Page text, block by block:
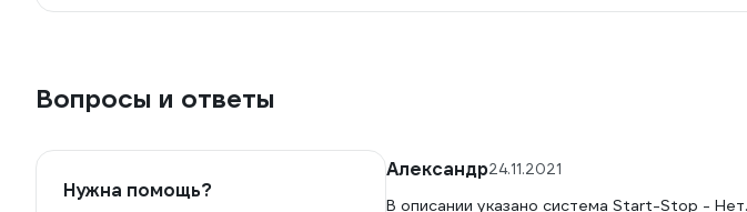
Вопросы и ответы
Нужна помощь?
Александр24.11.2021
В описании указано система Start-Stop -